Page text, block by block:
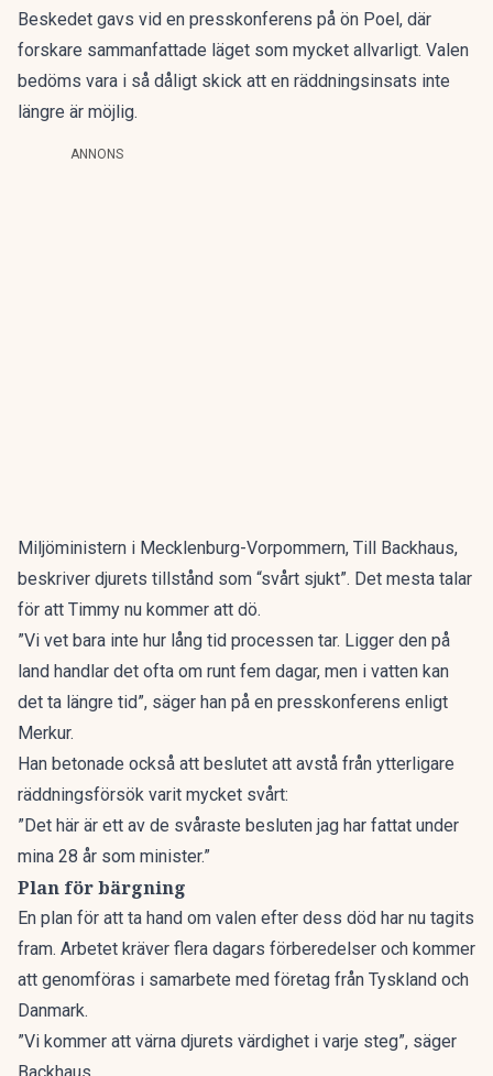
Beskedet gavs vid en presskonferens på ön Poel, där
forskare sammanfattade läget som mycket allvarligt. Valen
bedöms vara i så dåligt skick att en räddningsinsats inte
längre är möjlig.
ANNONS
Miljöministern i Mecklenburg-Vorpommern, Till Backhaus,
beskriver djurets tillstånd som “svårt sjukt”. Det mesta talar
för att Timmy nu kommer att dö.
”Vi vet bara inte hur lång tid processen tar. Ligger den på
land handlar det ofta om runt fem dagar, men i vatten kan
det ta längre tid”, säger han på en presskonferens enligt
Merkur.
Han betonade också att beslutet att avstå från ytterligare
räddningsförsök varit mycket svårt:
”Det här är ett av de svåraste besluten jag har fattat under
mina 28 år som minister.”
Plan för bärgning
En plan för att ta hand om valen efter dess död har nu tagits
fram. Arbetet kräver flera dagars förberedelser och kommer
att genomföras i samarbete med företag från Tyskland och
Danmark.
”Vi kommer att värna djurets värdighet i varje steg”, säger